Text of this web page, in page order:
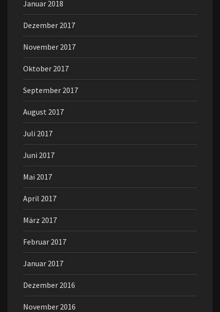
Januar 2018
Dezember 2017
November 2017
Oktober 2017
September 2017
August 2017
Juli 2017
Juni 2017
Mai 2017
April 2017
März 2017
Februar 2017
Januar 2017
Dezember 2016
November 2016